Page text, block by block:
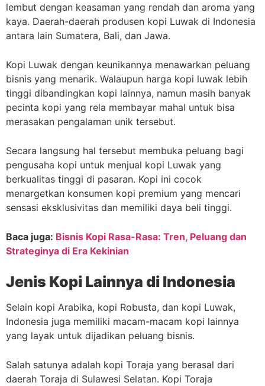
lembut dengan keasaman yang rendah dan aroma yang
kaya. Daerah-daerah produsen kopi Luwak di Indonesia
antara lain Sumatera, Bali, dan Jawa.
Kopi Luwak dengan keunikannya menawarkan peluang
bisnis yang menarik. Walaupun harga kopi luwak lebih
tinggi dibandingkan kopi lainnya, namun masih banyak
pecinta kopi yang rela membayar mahal untuk bisa
merasakan pengalaman unik tersebut.
Secara langsung hal tersebut membuka peluang bagi
pengusaha kopi untuk menjual kopi Luwak yang
berkualitas tinggi di pasaran. Kopi ini cocok
menargetkan konsumen kopi premium yang mencari
sensasi eksklusivitas dan memiliki daya beli tinggi.
Baca juga: Bisnis Kopi Rasa-Rasa: Tren, Peluang dan
Strateginya di Era Kekinian
Jenis Kopi Lainnya di Indonesia
Selain kopi Arabika, kopi Robusta, dan kopi Luwak,
Indonesia juga memiliki macam-macam kopi lainnya
yang layak untuk dijadikan peluang bisnis.
Salah satunya adalah kopi Toraja yang berasal dari
daerah Toraja di Sulawesi Selatan. Kopi Toraja